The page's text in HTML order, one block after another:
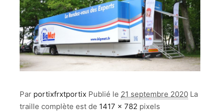
Par portixfrxtportix Publié le 21 septembre 2020 La
traille complète est de 1417 × 782 pixels